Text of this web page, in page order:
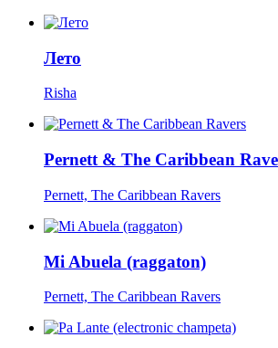
Лето
Risha
Pernett & The Caribbean
Pernett, The Caribbean Ravers
Mi Abuela (raggaton)
Pernett, The Caribbean Ravers